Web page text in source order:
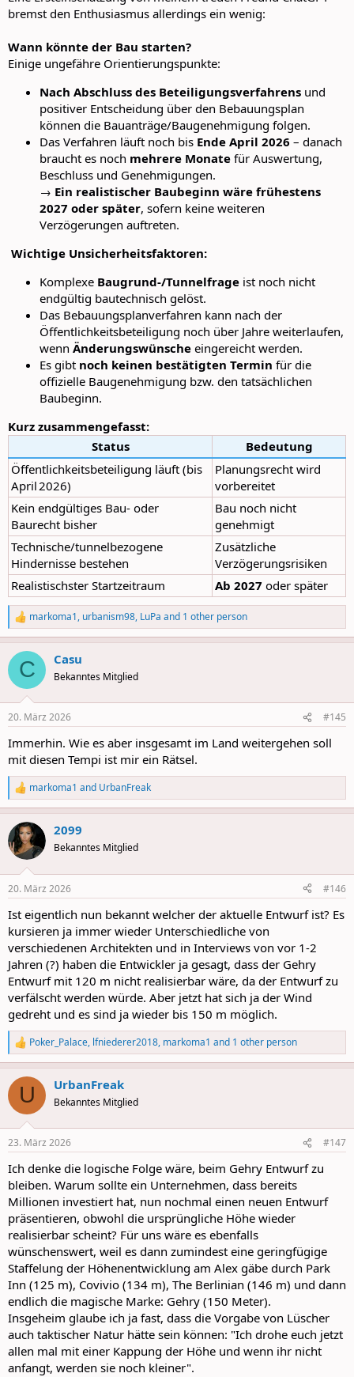
bremst den Enthusiasmus allerdings ein wenig:
Wann könnte der Bau starten?
Einige ungefähre Orientierungspunkte:
Nach Abschluss des Beteiligungsverfahrens und
positiver Entscheidung über den Bebauungsplan
können die Bauanträge/Baugenehmigung folgen.
Das Verfahren läuft noch bis Ende April 2026 – danach
braucht es noch mehrere Monate für Auswertung,
Beschluss und Genehmigungen.
→ Ein realistischer Baubeginn wäre frühestens
2027 oder später, sofern keine weiteren
Verzögerungen auftreten.
️ Wichtige Unsicherheitsfaktoren:
Komplexe Baugrund‑/Tunnelfrage ist noch nicht
endgültig bautechnisch gelöst.
Das Bebauungsplanverfahren kann nach der
Öffentlichkeitsbeteiligung noch über Jahre weiterlaufen,
wenn Änderungswünsche eingereicht werden.
Es gibt noch keinen bestätigten Termin für die
offizielle Baugenehmigung bzw. den tatsächlichen
Baubeginn.
Kurz zusammengefasst:
Status
Bedeutung
Öffentlichkeitsbeteiligung läuft (bis
April 2026)
Planungsrecht wird
vorbereitet
Kein endgültiges Bau‑ oder
Baurecht bisher
Bau noch nicht
genehmigt
Technische/tunnelbezogene
Hindernisse bestehen
Zusätzliche
Verzögerungsrisiken
Realistischster Startzeitraum
Ab 2027 oder später
R
e
a
c
i
s
markoma1, urbanism98, LuPa and 1 other person
C Casu
Bekanntes Mitglied
20. März 2026 #145
Immerhin. Wie es aber insgesamt im Land weitergehen soll
mit diesen Tempi ist mir ein Rätsel.
R
e
a
c
t
i
s
markoma1 and UrbanFreak
2099
Bekanntes Mitglied
20. März 2026 #146
Ist eigentlich nun bekannt welcher der aktuelle Entwurf ist? Es
kursieren ja immer wieder Unterschiedliche von
verschiedenen Architekten und in Interviews von vor 1-2
Jahren (?) haben die Entwickler ja gesagt, dass der Gehry
Entwurf mit 120 m nicht realisierbar wäre, da der Entwurf zu
verfälscht werden würde. Aber jetzt hat sich ja der Wind
gedreht und es sind ja wieder bis 150 m möglich.
R
e
a
c
i
s
Poker_Palace, lfniederer2018, markoma1 and 1 other person
U UrbanFreak
Bekanntes Mitglied
23. März 2026 #147
Ich denke die logische Folge wäre, beim Gehry Entwurf zu
bleiben. Warum sollte ein Unternehmen, dass bereits
Millionen investiert hat, nun nochmal einen neuen Entwurf
präsentieren, obwohl die ursprüngliche Höhe wieder
realisierbar scheint? Für uns wäre es ebenfalls
wünschenswert, weil es dann zumindest eine geringfügige
Staffelung der Höhenentwicklung am Alex gäbe durch Park
Inn (125 m), Covivio (134 m), The Berlinian (146 m) und dann
endlich die magische Marke: Gehry (150 Meter).
Insgeheim glaube ich ja fast, dass die Vorgabe von Lüscher
auch taktischer Natur hätte sein können: "Ich drohe euch jetzt
allen mal mit einer Kappung der Höhe und wenn ihr nicht
anfangt, werden sie noch kleiner".